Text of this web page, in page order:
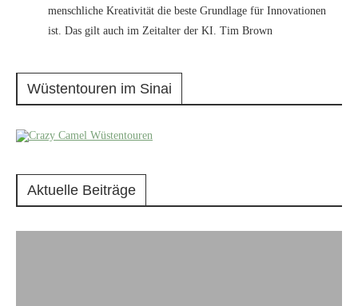
menschliche Kreativität die beste Grundlage für Innovationen
ist. Das gilt auch im Zeitalter der KI. Tim Brown
Wüstentouren im Sinai
Aktuelle Beiträge